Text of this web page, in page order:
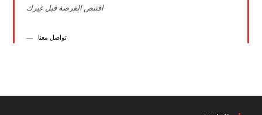
اقتنص الفرصة قبل غيرك
تواصل معنا